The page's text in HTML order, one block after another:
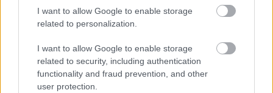
I want to allow Google to enable storage
related to personalization.
I want to allow Google to enable storage
related to security, including authentication
functionality and fraud prevention, and other
user protection.